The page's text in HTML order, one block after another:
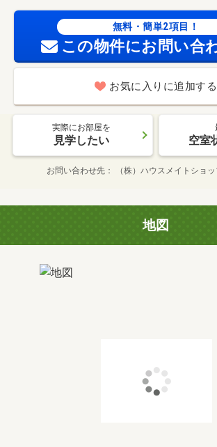
無料・簡単2項目！
この物件にお問い合
お気に入りに追加する
実際にお部屋を
見学したい 空室
お問い合わせ先 （株）ハウスメイトショ
地図